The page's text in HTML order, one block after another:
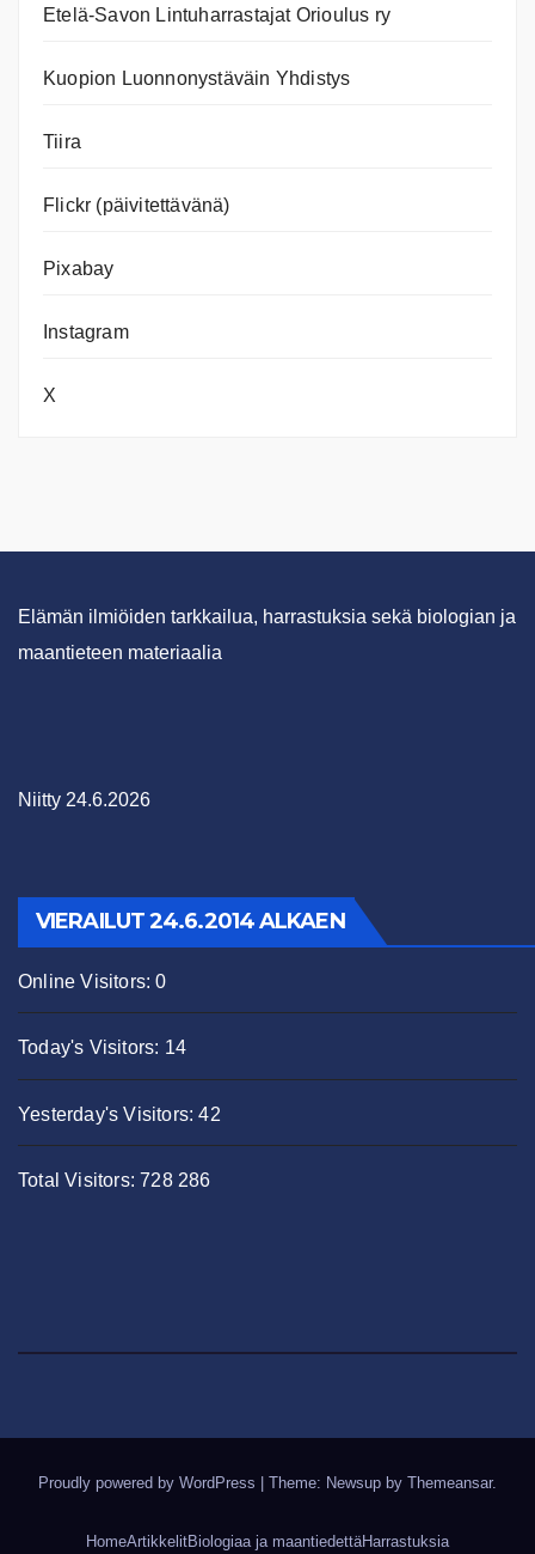
Etelä-Savon Lintuharrastajat Orioulus ry
Kuopion Luonnonystäväin Yhdistys
Tiira
Flickr (päivitettävänä)
Pixabay
Instagram
X
Elämän ilmiöiden tarkkailua, harrastuksia sekä biologian ja
maantieteen materiaalia
Niitty 24.6.2026
VIERAILUT 24.6.2014 ALKAEN
Online Visitors:0
Today's Visitors: 14
Yesterday's Visitors:42
Total Visitors:728 286
Proudly powered by WordPress Theme: Newsup by Themeansar.
HomeArtikkelitBiologiaa ja maantiedettäHarrastuksia